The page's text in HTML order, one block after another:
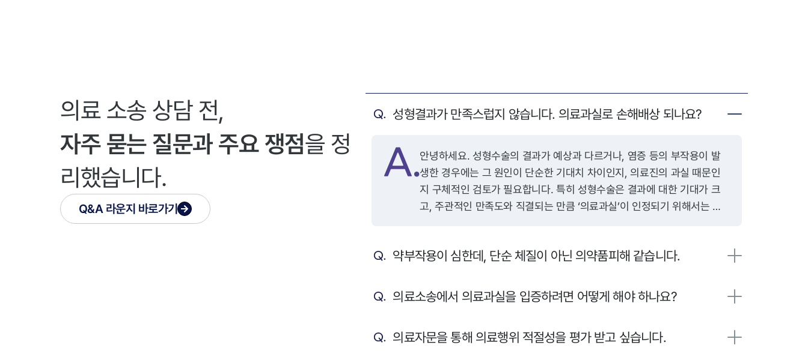
의료 소송 상담 전,
자주 묻는 질문과 주요 쟁점을 정
리했습니다.
Q&A 라운지 바로가기
성형결과가 만족스럽지 않습니다. 의료과실로 손해배상 되나요?
안녕하세요. 성형수술의 결과가 예상과 다르거나, 염증 등의 부작용이 발
생한 경우에는 그 원인이 단순한 기대치 차이인지, 의료진의 과실 때문인
지 구체적인 검토가 필요합니다. 특히 성형수술은 결과에 대한 기대가 크
고, 주관적인 만족도와 직결되는 만큼 ‘의료과실’이 인정되기 위해서는 다
시술의 목적, 수술 방법, 부작용 가능성, 예측 가능한 결과 등을 충분히 설
법행위 책임이 성립할 수 있습니다. 또한 수술 과정에서 해부학적 구조를
오인하거나 부적절한 절개, 봉합, 재료 사용 등을 하였다면 이는 시술상 과
관리 부주의가 아닌 의료진의 무균조치 미흡, 적절하지 않은 수술 기술 또
약부작용이 심한데, 단순 체질이 아닌 의약품피해 같습니다.
의료소송에서 의료과실을 입증하려면 어떻게 해야 하나요?
의료자문을 통해 의료행위 적절성을 평가 받고 싶습니다.